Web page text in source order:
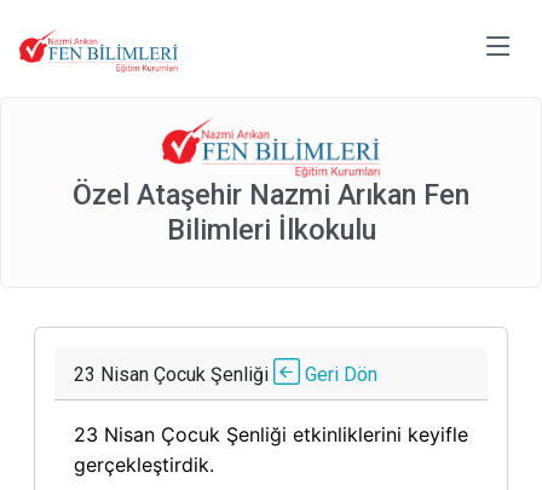
Özel Ataşehir Nazmi Arıkan Fen
Bilimleri İlkokulu
23 Nisan Çocuk Şenliği Geri Dön
23 Nisan Çocuk Şenliği etkinliklerini keyifle
gerçekleştirdik.